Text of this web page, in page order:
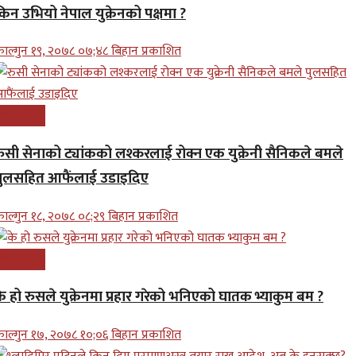
उभियो नेपाल युक्रेनको पक्षमा ?
१९, २०७८ ०७;४८ बिहान प्रकाशित
सेनाको ट्यांकको लश्करलाई रोक्न एक युक्रेनी सैनिकले बमले
आफैंलाई उडाइदिए
१८, २०७८ ०८;२९ बिहान प्रकाशित
हो रुसले युक्रेनमा प्रहार गरेको भनिएको घातक भ्याकुम बम ?
१७, २०७८ १०;०६ बिहान प्रकाशित